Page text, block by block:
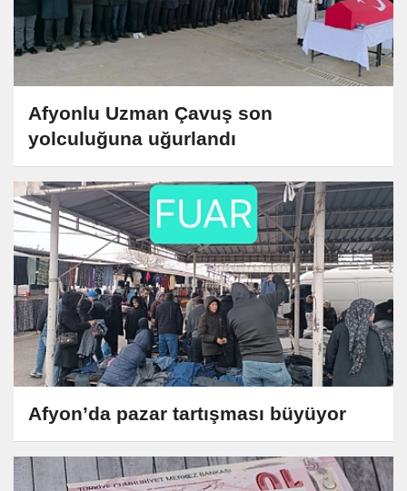
Afyonlu Uzman Çavuş son
yolculuğuna uğurlandı
Afyon’da pazar tartışması büyüyor